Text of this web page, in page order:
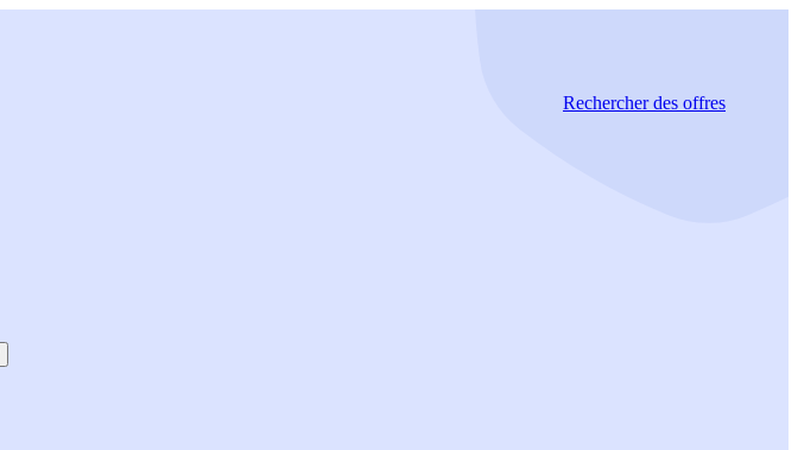
Rechercherdes offres